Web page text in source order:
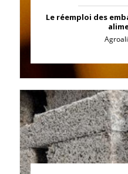
Le réemploi des